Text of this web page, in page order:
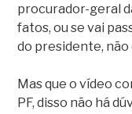
procurador-geral
fatos, ou se vai
do presidente, não
Mas que o vídeo
PF, disso não há